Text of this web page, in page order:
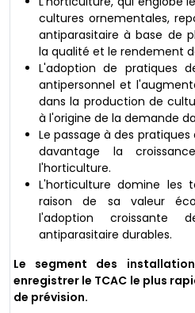
cultures ornementales,
antiparasitaire à base de
la qualité et le rendement
L'adoption de pratiques
antipersonnel et
dans la production de
à l'origine de la demande
Le passage à des
davantage la
l'horticulture.
L'horticulture domine les
raison de sa valeur
l'adoption croissante
antiparasitaire durables.
Le segment des
enregistrer le TCAC le plus
de prévision.